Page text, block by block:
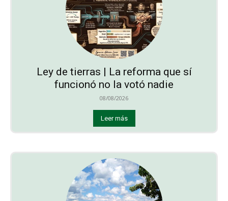
Ley de tierras | La reforma que sí
funcionó no la votó nadie
08/08/2026
Leer más